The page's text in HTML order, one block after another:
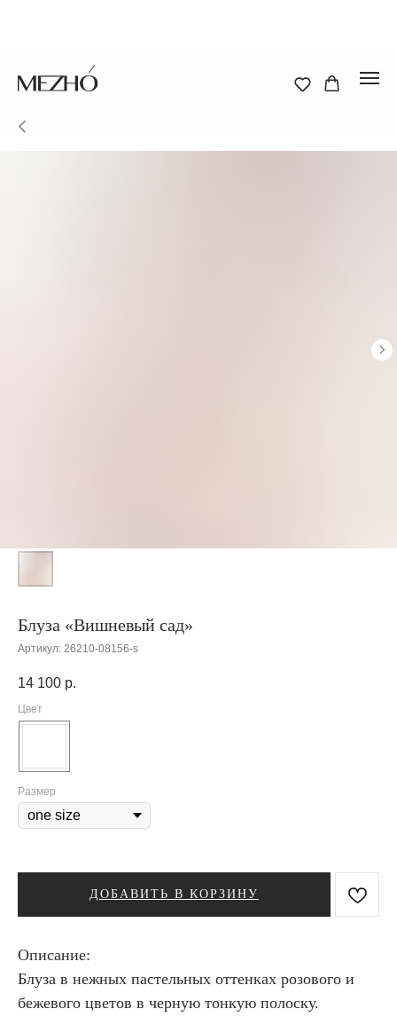
Блуза «Вишневый сад»
Артикул: 26210-08156-s
14 100 р.
Цвет
Размер
ДОБАВИТЬ В КОРЗИНУ
Описание:
Блуза в нежных пастельных оттенках розового и
бежевого цветов в черную тонкую полоску.